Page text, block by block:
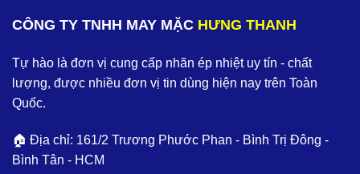
CÔNG TY TNHH MAY MẶC HƯNG THANH
Tự hào là đơn vị cung cấp nhãn ép nhiệt uy tín - chất
lượng, được nhiều đơn vị tin dùng hiện nay trên Toàn
Quốc.
🏠 Địa chỉ: 161/2 Trương Phước Phan - Bình Trị Đông -
Bình Tân - HCM